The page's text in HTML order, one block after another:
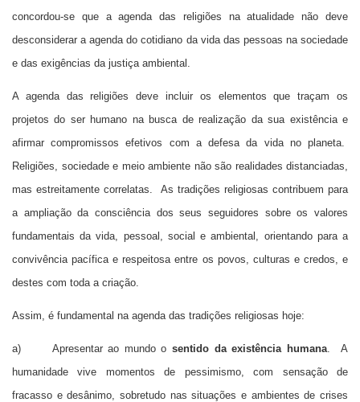
concordou-se que a agenda das religiões na atualidade não deve
desconsiderar a agenda do cotidiano da vida das pessoas na sociedade
e das exigências da justiça ambiental.
A agenda das religiões deve incluir os elementos que traçam os
projetos do ser humano na busca de realização da sua existência e
afirmar compromissos efetivos com a defesa da vida no planeta.
Religiões, sociedade e meio ambiente não são realidades distanciadas,
mas estreitamente correlatas. As tradições religiosas contribuem para
a ampliação da consciência dos seus seguidores sobre os valores
fundamentais da vida, pessoal, social e ambiental, orientando para a
convivência pacífica e respeitosa entre os povos, culturas e credos, e
destes com toda a criação.
Assim, é fundamental na agenda das tradições religiosas hoje:
a) Apresentar ao mundo o sentido da existência humana. A
humanidade vive momentos de pessimismo, com sensação de
fracasso e desânimo, sobretudo nas situações e ambientes de crises